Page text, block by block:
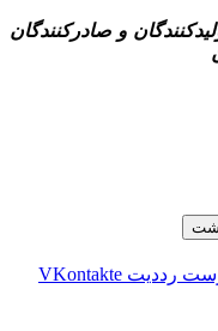
و صادرکنندگان
‫رددیت ‫VKontakte